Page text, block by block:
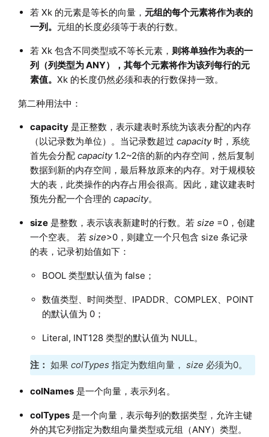
若 Xk 的元素是等长的向量， 元组的每个元素将作为表的
一列。 元组的长度必须等于表的行数。
若 Xk 包含不同类型或不等长元素， 则将单独作为表的一
列（列类型为 ANY），其每个元素将作为该列每行的元
素值。 Xk 的长度仍然必须和表的行数保持一致。
第二种用法中：
capacity是正整数，表示建表时系统为该表分配的内存
（以记录数为单位）。当记录数超过 capacity时，系统
首先会分配 capacity1.2~2倍的新的内存空间，然后复制
数据到新的内存空间，最后释放原来的内存。对于规模较
大的表，此类操作的内存占用会很高。因此，建议建表时
预先分配一个合理的 capacity。
size是整数，表示该表新建时的行数。若 size =0，创建
一个空表。 若 size>0，则建立一个只包含 size 条记录
的表，记录初始值如下：
BOOL 类型默认值为 false；
数值类型、时间类型、IPADDR、COMPLEX、POINT
的默认值为 0；
Literal, INT128 类型的默认值为 NULL。
注： 如果 colTypes 指定为数组向量， size 必须为0。
colNames是一个向量，表示列名。
colTypes是一个向量，表示每列的数据类型，允许主键
外的其它列指定为数组向量类型或元组（ANY）类型。